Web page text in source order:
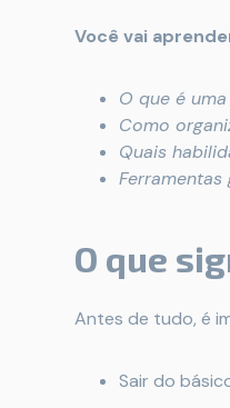
Você vai
O que é
Como
Quais
O que
Antes de tudo, é
Sair do